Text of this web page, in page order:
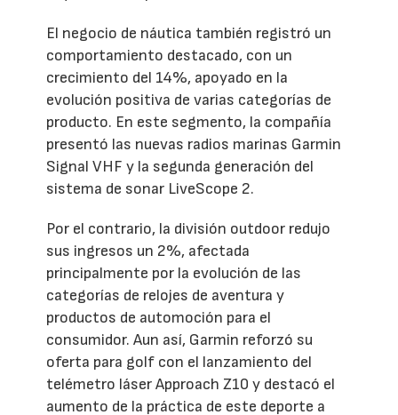
El negocio de náutica también registró un
comportamiento destacado, con un
crecimiento del 14%, apoyado en la
evolución positiva de varias categorías de
producto. En este segmento, la compañía
presentó las nuevas radios marinas Garmin
Signal VHF y la segunda generación del
sistema de sonar LiveScope 2.
Por el contrario, la división outdoor redujo
sus ingresos un 2%, afectada
principalmente por la evolución de las
categorías de relojes de aventura y
productos de automoción para el
consumidor. Aun así, Garmin reforzó su
oferta para golf con el lanzamiento del
telémetro láser Approach Z10 y destacó el
aumento de la práctica de este deporte a